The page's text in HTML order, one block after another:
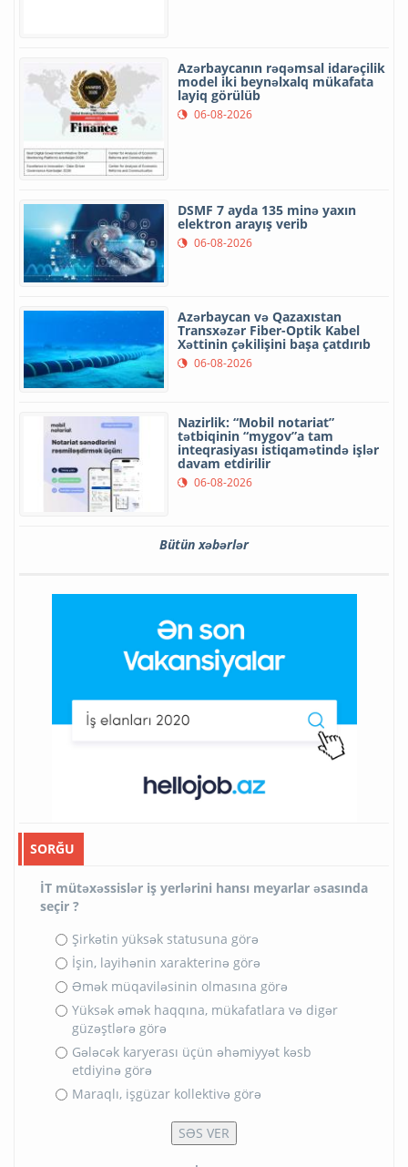
Azərbaycanın rəqəmsal idarəçilik
model iki beynəlxalq mükafata
layiq görülüb
06-08-2026
DSMF 7 ayda 135 minə yaxın
elektron arayış verib
06-08-2026
Azərbaycan və Qazaxıstan
Transxəzər Fiber-Optik Kabel
Xəttinin çəkilişini başa çatdırıb
06-08-2026
Nazirlik: “Mobil notariat”
tətbiqinin “mygov”a tam
inteqrasiyası istiqamətində işlər
davam etdirilir
06-08-2026
Bütün xəbərlər
SORĞU
İT mütəxəssislər iş yerlərini hansı meyarlar əsasında
seçir ?
Şirkətin yüksək statusuna görə
İşin, layihənin xarakterinə görə
Əmək müqaviləsinin olmasına görə
Yüksək əmək haqqına, mükafatlara və digər
güzəştlərə görə
Gələcək karyerası üçün əhəmiyyət kəsb
etdiyinə görə
Maraqlı, işgüzar kollektivə görə